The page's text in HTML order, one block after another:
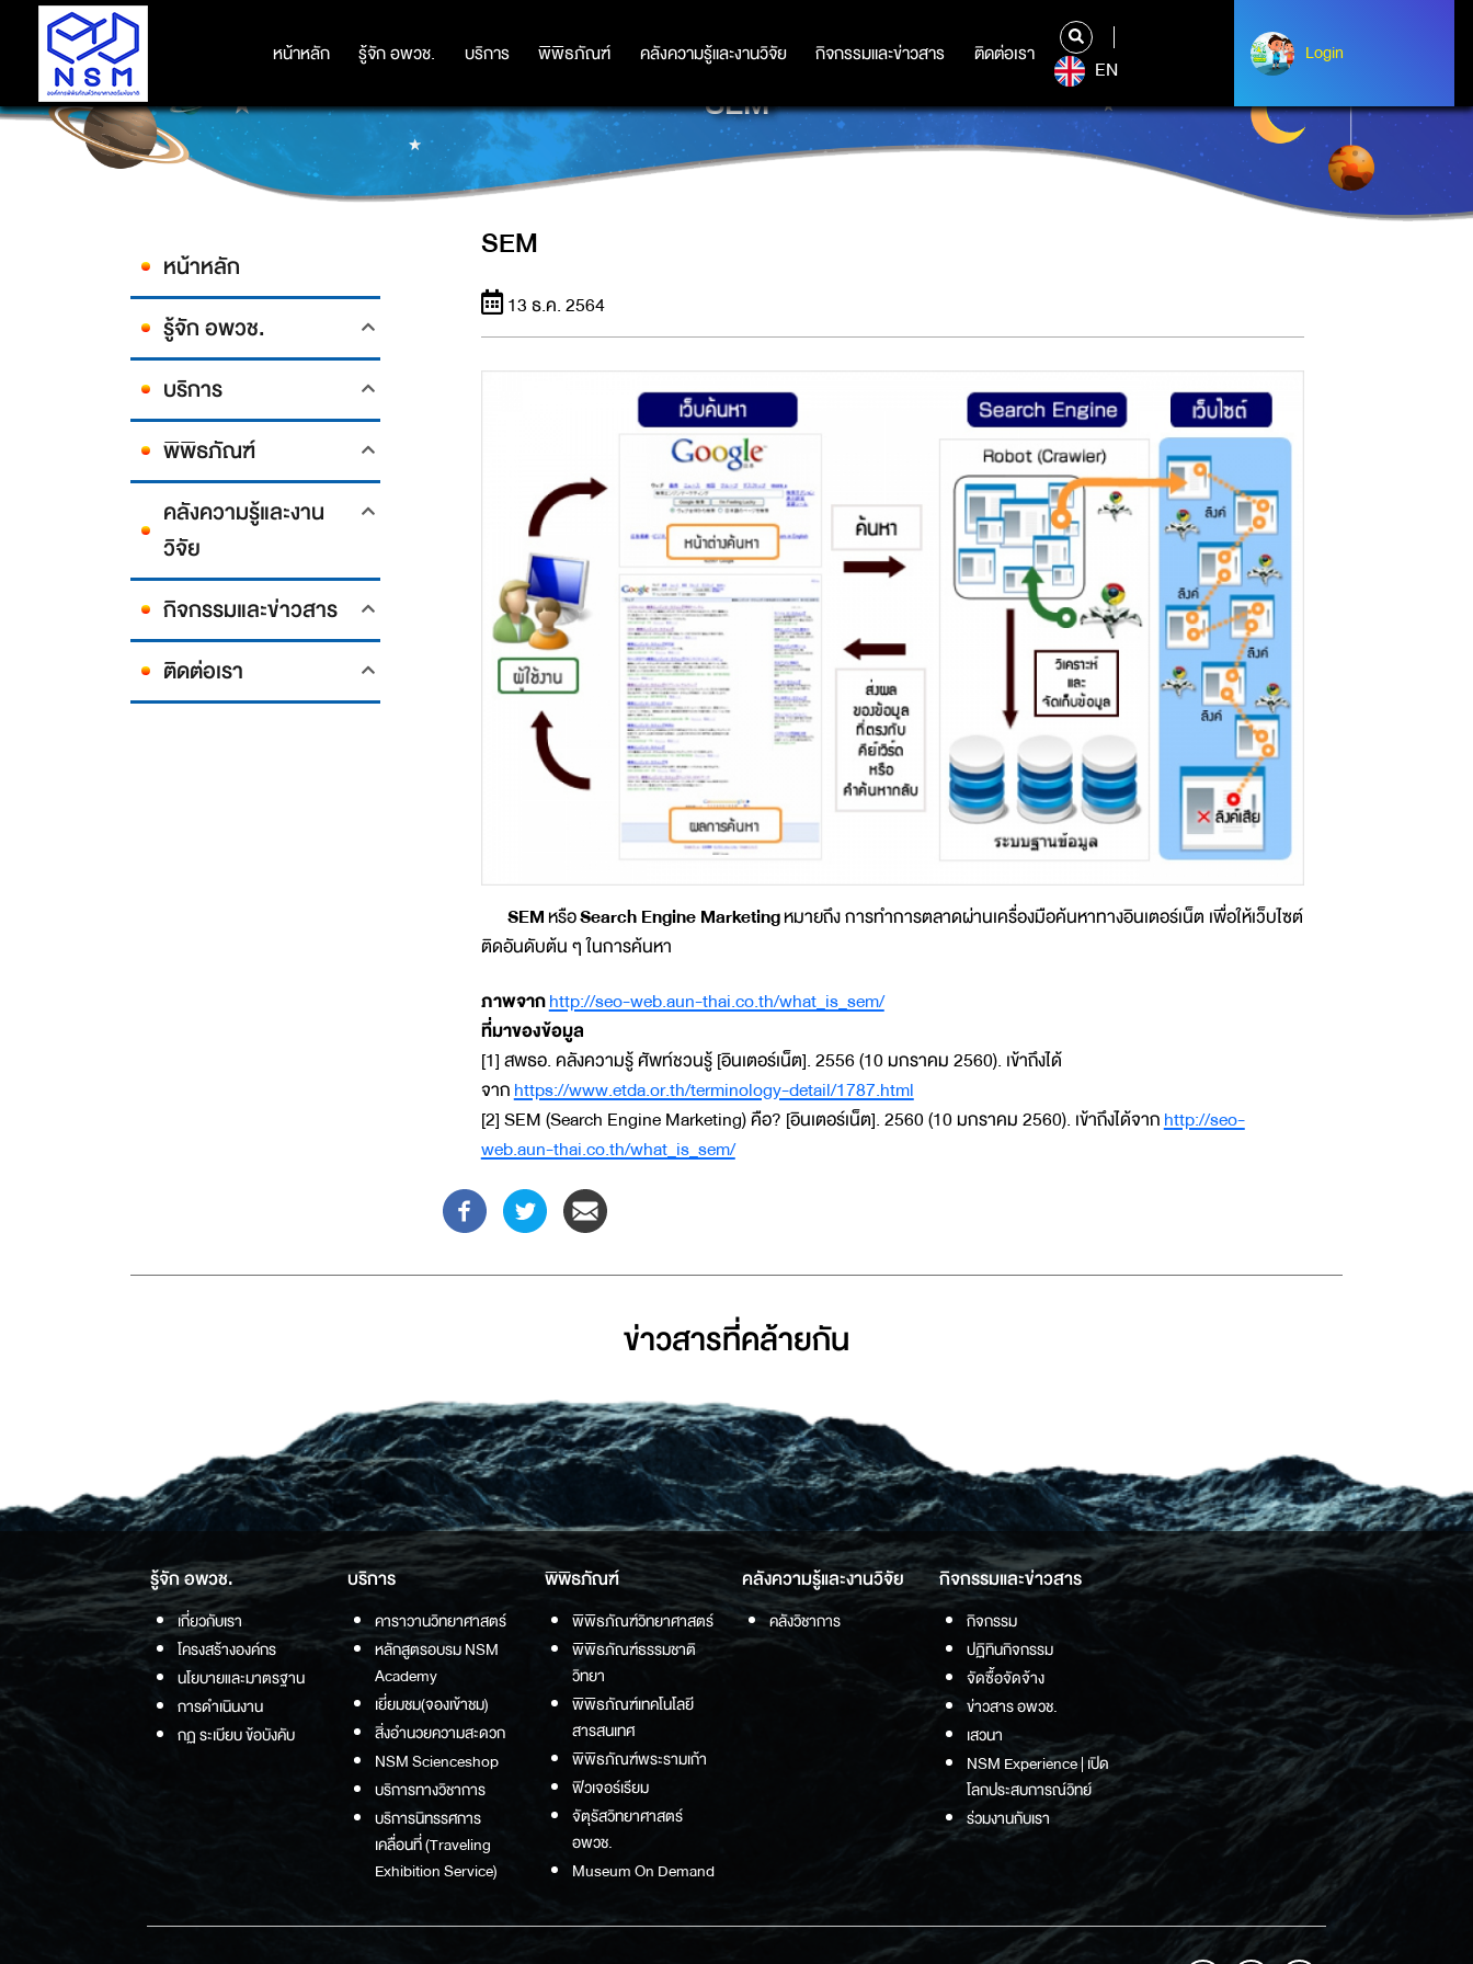
หน้าหลัก รู้จัก อพวช. บริการ พิพิธภัณฑ์ คลังความรู้และงานวิจัย กิจกรรมและข่าวสาร ติดต่อเรา
หน้าหลัก รู้จัก อพวช. บริการ พิพิธภัณฑ์ คลังความรู้และงานวิจัย กิจกรรมและข่าวสาร ติดต่อเรา
EN
Login
Login
SEM
หน้าหลัก
รู้จัก อพวช.
บริการ
พิพิธภัณฑ์
คลังความรู้และงาน
วิจัย
กิจกรรมและข่าวสาร
ติดต่อเรา
SEM
13 ธ.ค. 2564
SEMหรือSearch Engine Marketingหมายถึง การทำการตลาดผ่านเครื่องมือค้นหาทางอินเตอร์เน็ต เพื่อให้เว็บไซต์
ติดอันดับต้น ๆ ในการค้นหา
ภาพจากhttp://seo-web.aun-thai.co.th/what_is_sem/
ที่มาของข้อมูล
[1] สพธอ. คลังความรู้ ศัพท์ชวนรู้ [อินเตอร์เน็ต]. 2556 (10 มกราคม 2560). เข้าถึงได้
จากhttps://www.etda.or.th/terminology-detail/1787.html
[2] SEM (Search Engine Marketing) คือ? [อินเตอร์เน็ต]. 2560 (10 มกราคม 2560). เข้าถึงได้จากhttp://seo-
web.aun-thai.co.th/what_is_sem/
ข่าวสารที่่คล้ายกัน
รู้จัก อพวช.
เกี่ยวกับเรา
โครงสร้างองค์กร
นโยบายและมาตรฐาน
การดำเนินงาน
กฏ ระเบียบ ข้อบังคับ
บริการ
คาราวานวิทยาศาสตร์
หลักสูตรอบรม NSM
Academy
เยี่ยมชม(จองเข้าชม)
สิ่งอำนวยความสะดวก
NSM Scienceshop
บริการทางวิชาการ
บริการนิทรรศการ
เคลื่อนที่ (Traveling
Exhibition Service)
พิพิธภัณฑ์
พิพิธภัณฑ์วิทยาศาสตร์
พิพิธภัณฑ์ธรรมชาติ
วิทยา
พิพิธภัณฑ์เทคโนโลยี
สารสนเทศ
พิพิธภัณฑ์พระรามเก้า
ฟิวเจอร์เรียม
จัตุรัสวิทยาศาสตร์
อพวช.
Museum On Demand
คลังความรู้และงานวิจัย
คลังวิชาการ
กิจกรรมและข่าวสาร
กิจกรรม
ปฏิทินกิจกรรม
จัดซื้อจัดจ้าง
ข่าวสาร อพวช.
เสวนา
NSM Experience | เปิด
โลกประสบการณ์วิทย์
ร่วมงานกับเรา